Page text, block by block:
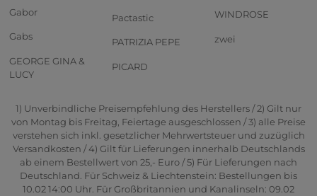
Gabor
Gabs
GEORGE GINA &
LUCY
Pactastic
PATRIZIA PEPE
PICARD
WINDROSE
zwei
1) Unverbindliche Preisempfehlung des Herstellers / 2) Gilt nur
von Montag bis Freitag, Feiertage ausgeschlossen / 3) alle Preise
verstehen sich inkl. gesetzlicher Mehrwertsteuer und zuzüglich
Versandkosten / 4) Gilt für Lieferungen innerhalb Deutschlands
ab einem Bestellwert von 25,- Euro / 5) Für Lieferungen nach
Deutschland. Für Schweiz & Liechtenstein: Bestellungen bis
10.02 14:00 Uhr. Für Großbritannien und Kanalinseln: 09.02